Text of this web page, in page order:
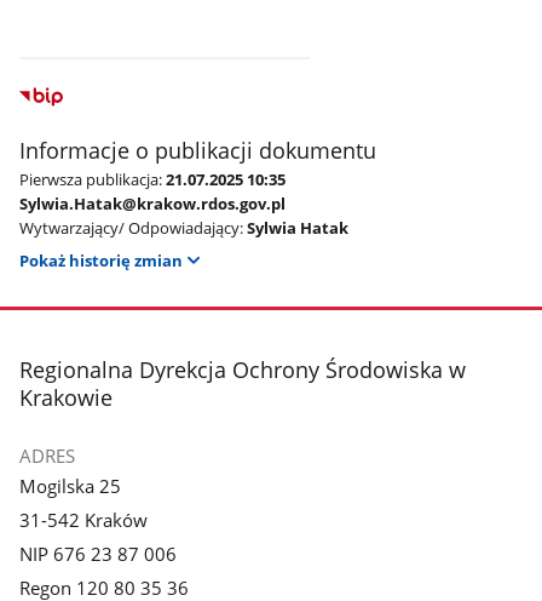
Informacje o publikacji dokumentu
Pierwsza publikacja:21.07.2025 10:35
Sylwia.Hatak@krakow.rdos.gov.pl
Wytwarzający/ Odpowiadający:Sylwia Hatak
Pokaż historię zmian
stopka
Regionalna Dyrekcja Ochrony Środowiska w
Krakowie
ADRES
Mogilska 25
31-542 Kraków
NIP 676 23 87 006
Regon 120 80 35 36